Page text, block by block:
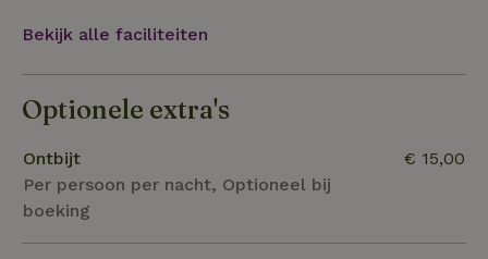
waard om eens te bezoeken wanneer je in het Land
van Cuijk bent.
Bekijk alle faciliteiten
Optionele extra's
Ontbijt
Per persoon per nacht, Optioneel bij
boeking
€ 15,00